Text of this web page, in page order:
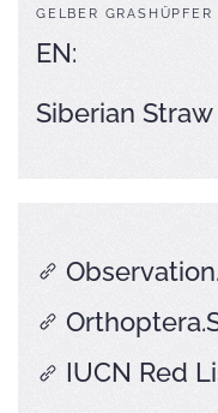
GELBER GRASHÜPFER
EN:
Siberian
IUCN Red